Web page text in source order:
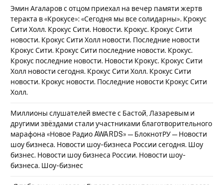
Эмин Агаларов с отцом приехал на вечер памяти жертв
теракта в «Крокусе»: «Сегодня мы все солидарны». Крокус
Сити Холл. Крокус Сити. Новости. Крокус. Крокус Сити
новости. Крокус Сити Холл новости. Последние новости
Крокус Сити. Крокус Сити последние новости. Крокус.
Крокус последние новости. Новости Крокус. Крокус Сити
Холл новости сегодня. Крокус Сити Холл. Крокус Сити
новости. Крокус новости. Последние новости Крокус Сити
Холл.
Миллионы слушателей вместе с Бастой, Лазаревым и
другими звёздами стали участниками благотворительного
марафона «Новое Радио AWARDS» — БлокнотРУ — Новости
шоу бизнеса. Новости шоу-бизнеса России сегодня. Шоу
бизнес. Новости шоу бизнеса России. Новости шоу-
бизнеса. Шоу-бизнес